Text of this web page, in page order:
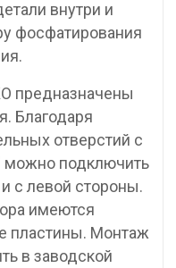
внутри и
фосфатирования
предназначены
Благодаря
отверстий с
можно подключить
и с левой стороны.
имеются
пластины. Монтаж
в заводской